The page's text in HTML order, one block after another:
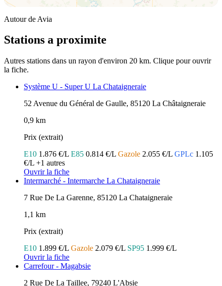
Autour de Avia
Stations a proximite
Autres stations dans un rayon d'environ 20 km. Clique pour ouvrir
la fiche.
Système U - Super U La Chataigneraie
52 Avenue du Général de Gaulle, 85120 La Châtaigneraie
0,9 km
Prix (extrait)
E10 1.876 €/L E85 0.814 €/L Gazole 2.055 €/L GPLc 1.105
€/L +1 autres
Ouvrir la fiche
Intermarché - Intermarche La Chataigneraie
7 Rue De La Garenne, 85120 La Chataigneraie
1,1 km
Prix (extrait)
E10 1.899 €/L Gazole 2.079 €/L SP95 1.999 €/L
Ouvrir la fiche
Carrefour - Magabsie
2 Rue De La Taillee, 79240 L'Absie